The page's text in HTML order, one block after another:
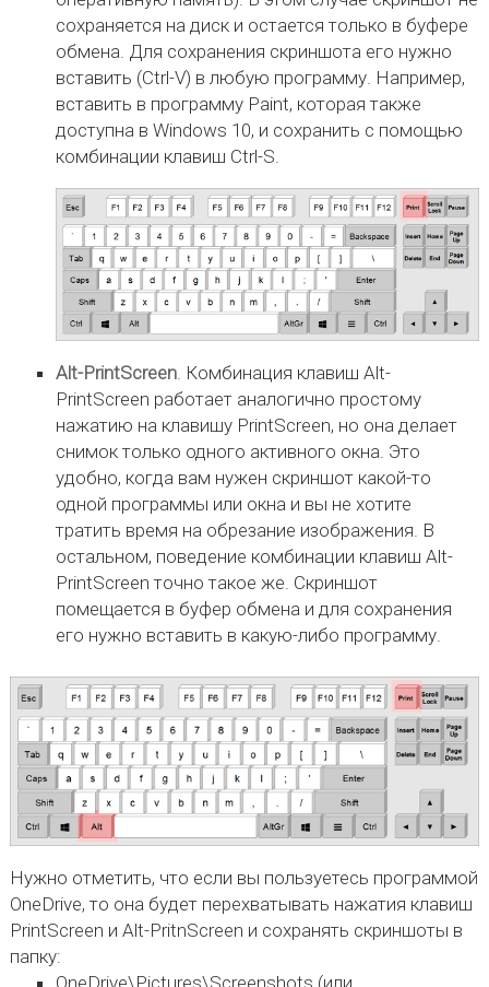
сохраняется на диск и остается только в буфере
обмена. Для сохранения скриншота его нужно
вставить (Ctrl-V) в любую программу. Например,
вставить в программу Paint, которая также
доступна в Windows 10, и сохранить с помощью
комбинации клавиш Ctrl-S.
Alt-PrintScreen . Комбинация клавиш Alt-
PrintScreen работает аналогично простому
нажатию на клавишу PrintScreen, но она делает
снимок только одного активного окна. Это
удобно, когда вам нужен скриншот какой-то
одной программы или окна и вы не хотите
тратить время на обрезание изображения. В
остальном, поведение комбинации клавиш Alt-
PrintScreen точно такое же. Скриншот
помещается в буфер обмена и для сохранения
его нужно вставить в какую-либо программу.
Нужно отметить, что если вы пользуетесь программой
OneDrive, то она будет перехватывать нажатия клавиш
PrintScreen и Alt-PritnScreen и сохранять скриншоты в
папку: